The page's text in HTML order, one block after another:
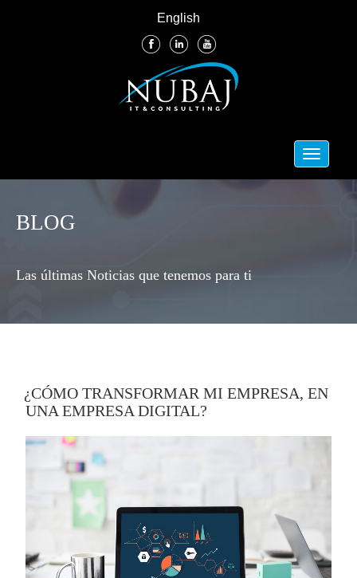
English
Toggle
BLOG
Las últimas Noticias que tenemos para ti
¿CÓMO TRANSFORMAR MI EMPRESA, EN
UNA EMPRESA DIGITAL?